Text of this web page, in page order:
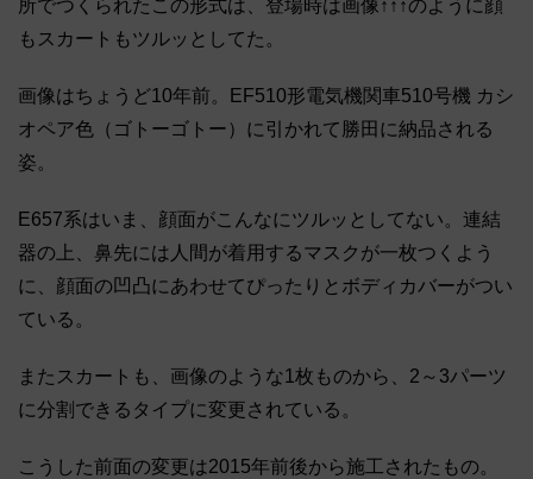
所でつくられたこの形式は、登場時は画像↑↑↑のように顔
もスカートもツルッとしてた。
画像はちょうど10年前。EF510形電気機関車510号機 カシ
オペア色（ゴトーゴトー）に引かれて勝田に納品される
姿。
E657系はいま、顔面がこんなにツルッとしてない。連結
器の上、鼻先には人間が着用するマスクが一枚つくよう
に、顔面の凹凸にあわせてぴったりとボディカバーがつい
ている。
またスカートも、画像のような1枚ものから、2～3パーツ
に分割できるタイプに変更されている。
こうした前面の変更は2015年前後から施工されたもの。